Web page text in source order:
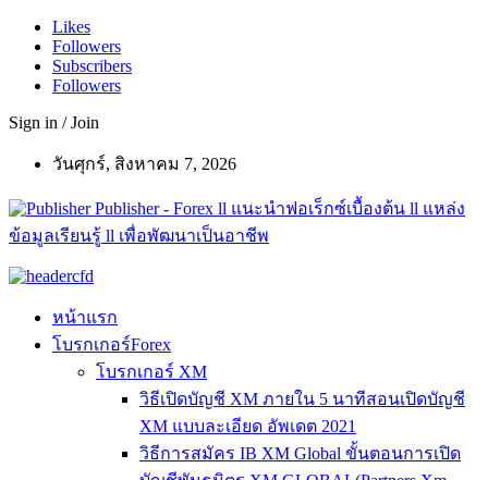
Likes
Followers
Subscribers
Followers
Sign in / Join
วันศุกร์, สิงหาคม 7, 2026
Publisher - Forex ll แนะนำฟอเร็กซ์เบื้องต้น ll แหล่ง
ข้อมูลเรียนรู้ ll เพื่อพัฒนาเป็นอาชีพ
หน้าแรก
โบรกเกอร์Forex
โบรกเกอร์ XM
วิธีเปิดบัญชี XM ภายใน 5 นาทีสอนเปิดบัญชี
XM แบบละเอียด อัพเดต 2021
วิธีการสมัคร IB XM Global ขั้นตอนการเปิด